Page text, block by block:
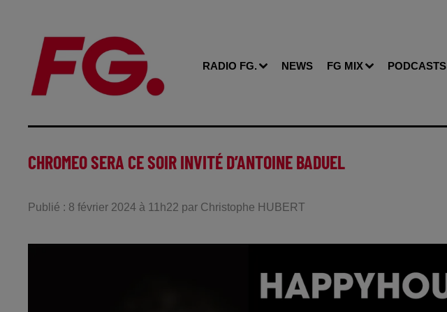
RADIO FG. NEWS FG MIX PODCASTS
CHROMEO SERA CE SOIR INVITÉ D’ANTOINE BADUEL
Publié : 8 février 2024 à 11h22 par Christophe HUBERT